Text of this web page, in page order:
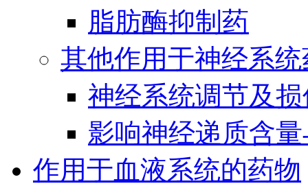
脂肪酶抑制药
其他作用于神经系统
神经系统调节及
影响神经递质含
作用于血液系统的药物